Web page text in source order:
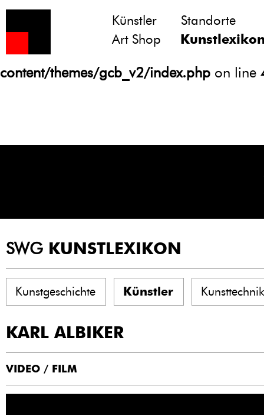
Notice
: Undefined variable: atts in
/homepages/21/d13550920/htdocs/
content/themes/gcb_v2/index.php on line
Künstler
Standorte
Art Shop
SWG KUNSTLEXIKON
Kunstgeschichte Künstler
KARL ALBIKER
VIDEO / FILM